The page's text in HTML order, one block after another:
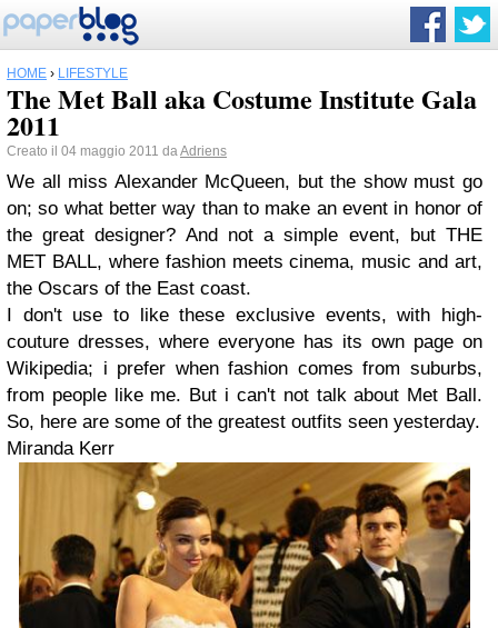
HOME › LIFESTYLE
The Met Ball aka Costume Institute Gala
2011
Creato il 04 maggio 2011 daAdriens
We all miss Alexander McQueen, but the show must go
on; so what better way than to make an event in honor of
the great designer? And not a simple event, but THE
MET BALL, where fashion meets cinema, music and art,
the Oscars of the East coast.
I don't use to like these exclusive events, with high-
couture dresses, where everyone has its own page on
Wikipedia; i prefer when fashion comes from suburbs,
from people like me. But i can't not talk about Met Ball.
So, here are some of the greatest outfits seen yesterday.
Miranda Kerr